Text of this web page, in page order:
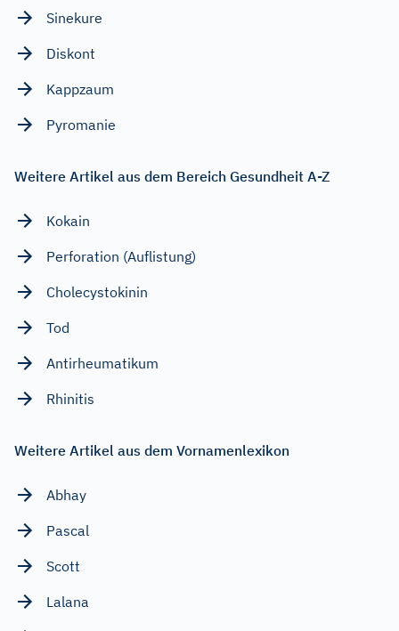
Sinekure
Diskont
Kappzaum
Pyromanie
Weitere Artikel aus dem Bereich Gesundheit A-Z
Kokain
Perforation (Auflistung)
Cholecystokinin
Tod
Antirheumatikum
Rhinitis
Weitere Artikel aus dem Vornamenlexikon
Abhay
Pascal
Scott
Lalana